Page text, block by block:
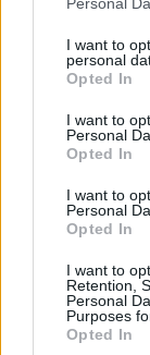
I want to
personal
Opted In
I want to
Personal
Opted In
I want to
Personal
Opted In
I want to
Retention,
Personal
Purposes
Opted In
Leicht
Mittel
Leicht